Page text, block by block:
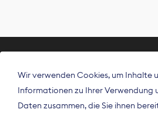
Wir verwenden Cookies, um Inhalte
Informationen zu Ihrer Verwendung
Daten zusammen, die Sie ihnen